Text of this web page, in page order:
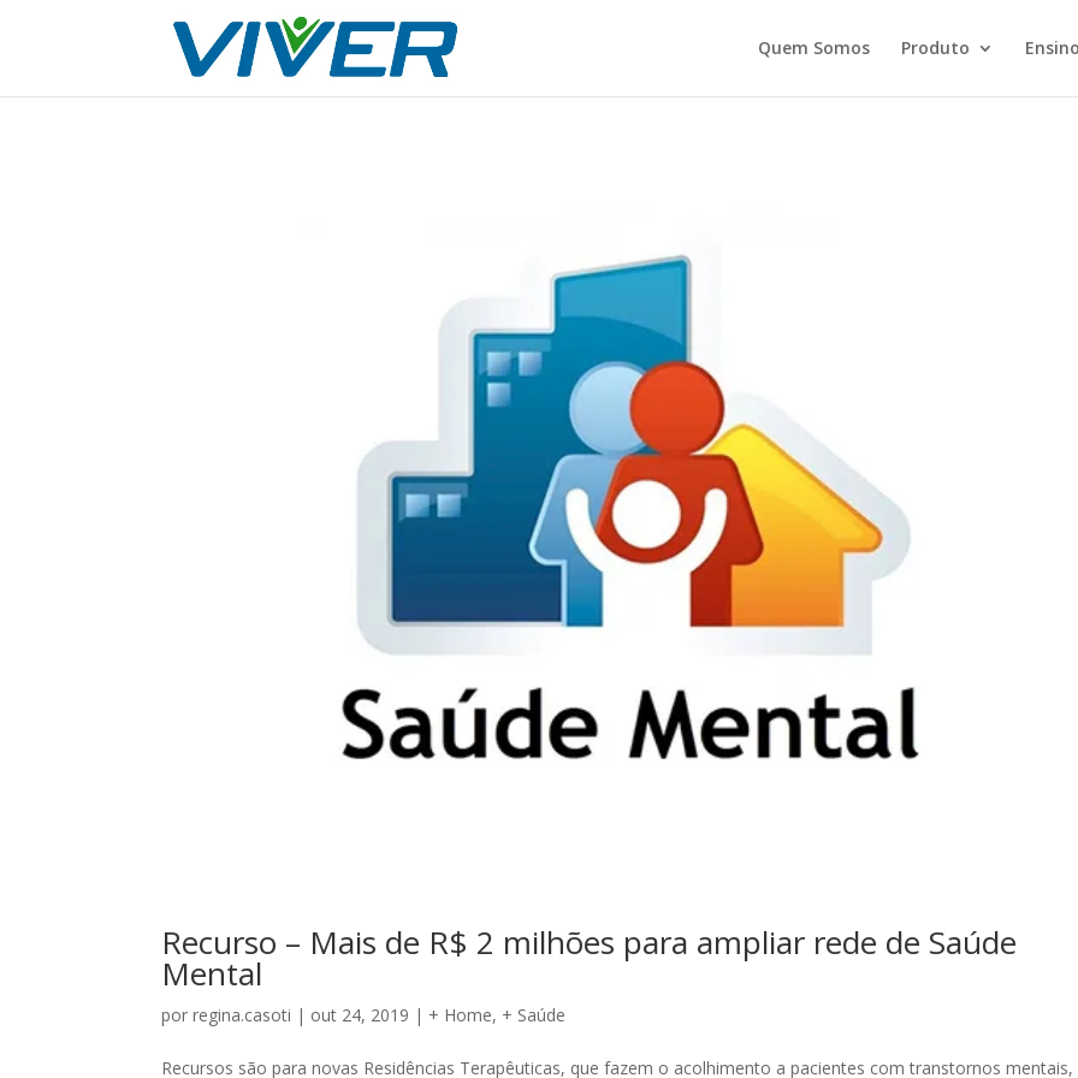
Quem Somos Produto
Recurso – Mais de R$ 2 milhões para ampliar rede de Saúde
Mental
porregina.casoti | out 24, 2019 | + Home, + Saúde
Recursos são para novas Residências Terapêuticas, que fazem o acolhimento a pacientes com transtornos